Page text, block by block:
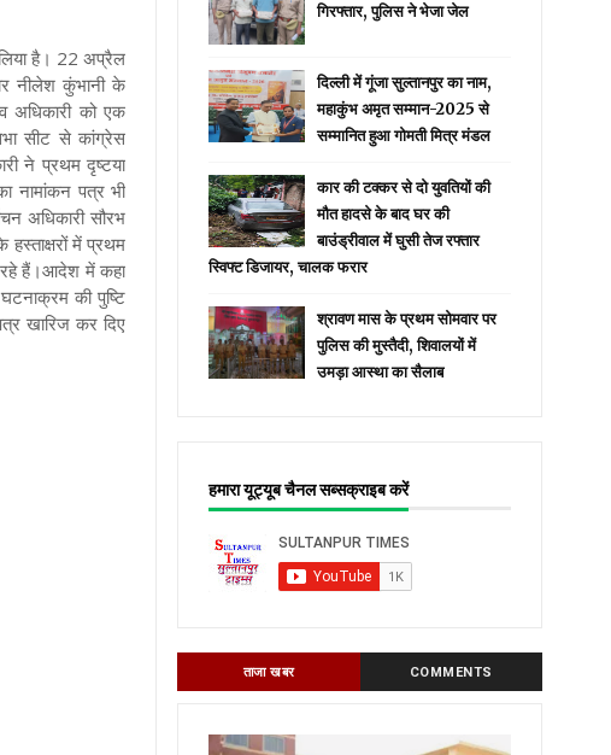
है। 22 अप्रैल
नीलेश कुंभानी के
अधिकारी को एक
सीट से कांग्रेस
ने प्रथम दृष्टया
नामांकन पत्र भी
अधिकारी सौरभ
में प्रथम
हैं ।आदेश में कहा
की पुष्टि
खारिज कर दिए
गिरफ्तार, पुलिस ने भेजा जेल
दिल्ली में गूंजा सुल्तानपुर का नाम,
महाकुंभ अमृत सम्मान-2025 से
सम्मानित हुआ गोमती मित्र मंडल
कार की टक्कर से दो युवतियों की
मौत हादसे के बाद घर की
बाउंड्रीवाल में घुसी तेज रफ्तार
स्विफ्ट डिजायर, चालक फरार
श्रावण मास के प्रथम सोमवार पर
पुलिस की मुस्तैदी, शिवालयों में
उमड़ा आस्था का सैलाब
हमारा यूट्यूब चैनल सब्सक्राइब करें
ताजा खबर COMMENTS